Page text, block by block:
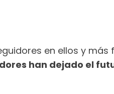
en ellos y más
han dejado el